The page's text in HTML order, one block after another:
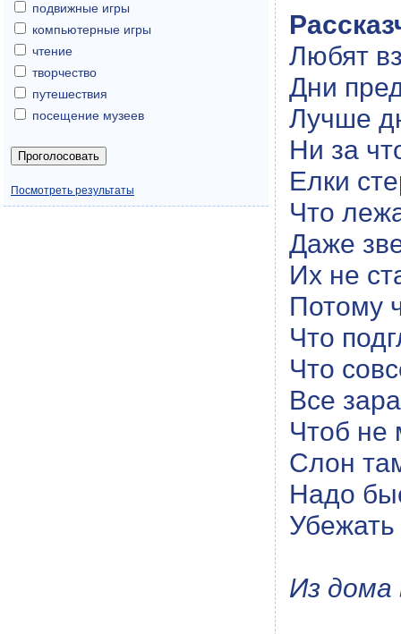
Любят
Дни
Лучше
Ни за
Елки
Что
Даже
Их не
Потому
Что
Что
Все
Чтоб не
Слон
Надо
Убежать
Из дома
подвижные игры
компьютерные игры
чтение
творчество
путешествия
посещение музеев
Посмотреть результаты